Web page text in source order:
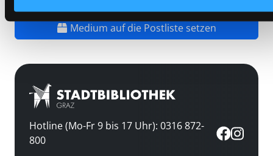
Medium auf die Postliste setzen
Hotline (Mo-Fr 9 bis 17 Uhr): 0316 872-
800